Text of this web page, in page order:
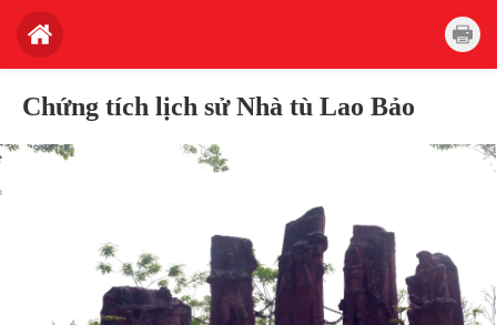
Chứng tích lịch sử Nhà tù Lao Bảo